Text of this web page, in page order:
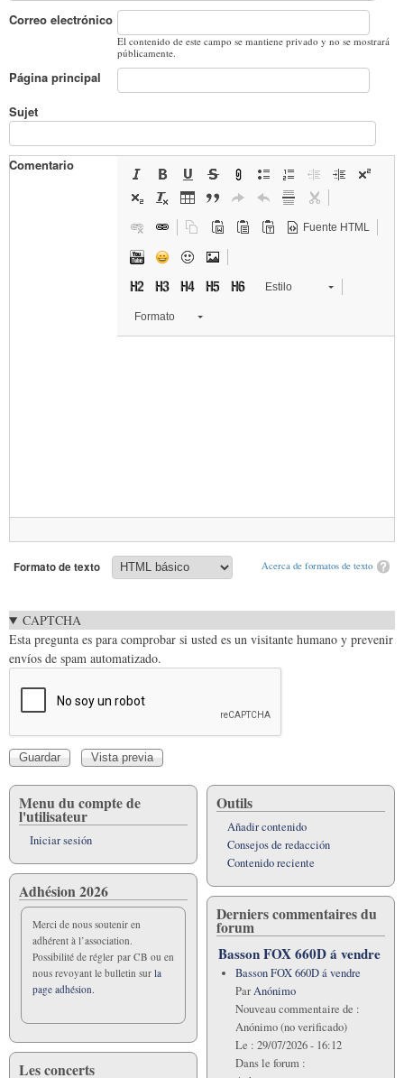
Correo electrónico
El contenido de este campo se mantiene privado y no se mostrará
públicamente.
Página principal
Sujet
Comentario
Fuente HTML
Estilo
Formato
Acerca de formatos de texto
Formato de texto
CAPTCHA
Esta pregunta es para comprobar si usted es un visitante humano y prevenir
envíos de spam automatizado.
Menu du compte de
l'utilisateur
Iniciar sesión
Adhésion 2026
Merci de nous soutenir en
adhérent à l’association.
Possibilité de régler par CB ou en
nous revoyant le bulletin sur la
page adhésion.
Les concerts
Outils
Añadir contenido
Consejos de redacción
Contenido reciente
Derniers commentaires du
forum
Basson FOX 660D á vendre
Basson FOX 660D á vendre
ParAnónimo
Nouveau commentaire de :
Anónimo (no verificado)
Le : 29/07/2026 - 16:12
Dans le forum :